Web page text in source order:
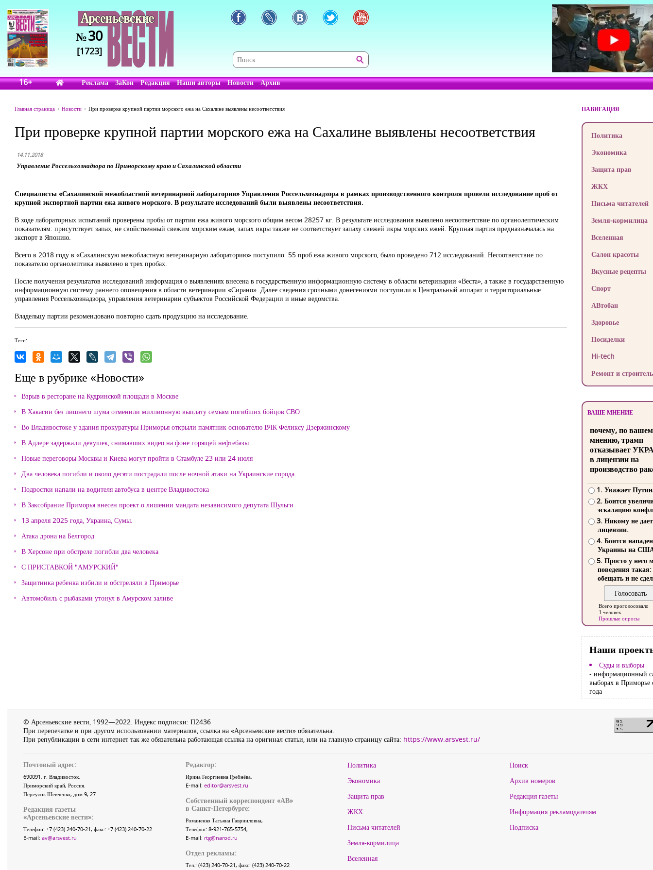
№30
[1723]
16+ Реклама ЗаКон Редакция Наши авторы Новости Архив
Главная страница Новости При проверке крупной партии морского ежа на Сахалине выявлены несоответствия
При проверке крупной партии морского ежа на Сахалине выявлены несоответствия
14.11.2018
Управление Россельхознадзора по Приморскому краю и Сахалинской области
Специалисты «Сахалинской межобластной ветеринарной лаборатории» Управления Россельхознадзора в рамках производственного контроля провели исследование проб от
крупной экспортной партии ежа живого морского. В результате исследований были выявлены несоответствия.
В ходе лабораторных испытаний проверены пробы от партии ежа живого морского общим весом 28257 кг. В результате исследования выявлено несоответствие по органолептическим
показателям: присутствует запах, не свойственный свежим морским ежам, запах икры также не соответствует запаху свежей икры морских ежей. Крупная партия предназначалась на
экспорт в Японию.
Всего в 2018 году в «Сахалинскую межобластную ветеринарную лабораторию» поступило 55 проб ежа живого морского, было проведено 712 исследований. Несоответствие по
показателю органолептика выявлено в трех пробах.
После получения результатов исследований информация о выявлениях внесена в государственную информационную систему в области ветеринарии «Веста», а также в государственную
информационную систему раннего оповещения в области ветеринарии «Сирано». Далее сведения срочными донесениями поступили в Центральный аппарат и территориальные
управления Россельхознадзора, управления ветеринарии субъектов Российской Федерации и иные ведомства.
Владельцу партии рекомендовано повторно сдать продукцию на исследование.
Теги:
Еще в рубрике «Новости»
Взрыв в ресторане на Кудринской площади в Москве
В Хакасии без лишнего шума отменили миллионную выплату семьям погибших бойцов СВО
Во Владивостоке у здания прокуратуры Приморья открыли памятник основателю ВЧК Феликсу Дзержинскому
В Адлере задержали девушек, снимавших видео на фоне горящей нефтебазы
Новые переговоры Москвы и Киева могут пройти в Стамбуле 23 или 24 июля
Два человека погибли и около десяти пострадали после ночной атаки на Украинские города
Подростки напали на водителя автобуса в центре Владивостока
В Заксобрание Приморья внесен проект о лишении мандата независимого депутата Шульги
13 апреля 2025 года, Украина, Сумы.
Атака дрона на Белгород
В Херсоне при обстреле погибли два человека
С ПРИСТАВКОЙ "АМУРСКИЙ"
Защитника ребенка избили и обстреляли в Приморье
Автомобиль с рыбаками утонул в Амурском заливе
НАВИГАЦИЯ
Политика
Экономика
Защита прав
ЖКХ
Письма читателей
Земля-кормилица
Вселенная
Салон красоты
Вкусные рецепты
Спорт
АВтобан
Здоровье
Посиделки
Hi-tech
Ремонт и
ВАШЕ МНЕНИЕ
почему, по
мнению, трамп
отказывает
в лицензии на
производство
1. Уважает
2. Боится
эскалацию
3. Никому не
лицензии.
4. Боится
Украины на
5. Просто у него
поведения такая:
обещать и не
Всего проголосовало
1 человек
Прошлые опросы
Наши
Суды и выборы
- информационный
выборах в Приморье
года
© Арсеньевские вести, 1992—2022. Индекс подписки: П2436
При перепечатке и при другом использовании материалов, ссылка на «Арсеньевские вести» обязательна.
При републикации в сети интернет так же обязательна работающая ссылка на оригинал статьи, или на главную страницу сайта: https://www.arsvest.ru/
Почтовый адрес:
690091, г. Владивосток,
Приморский край, Россия.
Переулок Шевченко, дом 9, 27
Редакция газеты
«Арсеньевские вести»:
Телефон: +7 (423) 240-70-21, факс: +7 (423) 240-70-22
E-mail: av@arsvest.ru
Редактор:
Ирина Георгиевна Гребнёва,
E-mail: editor@arsvest.ru
Собственный корреспондент «АВ»
в Санкт-Петербурге:
Романенко Татьяна Гаврииловна,
Телефон: 8-921-765-5754,
E-mail: rtg@narod.ru
Отдел рекламы:
Тел.: (423) 240-70-21, факс: (423) 240-70-22
Политика
Экономика
Защита прав
ЖКХ
Письма читателей
Земля-кормилица
Вселенная
Поиск
Архив номеров
Редакция газеты
Информация рекламодателям
Подписка